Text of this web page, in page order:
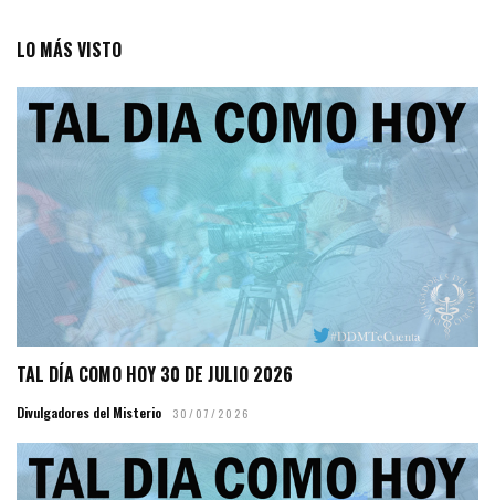
LO MÁS VISTO
TAL DÍA COMO HOY 30 DE JULIO 2026
Divulgadores del Misterio 30/07/2026